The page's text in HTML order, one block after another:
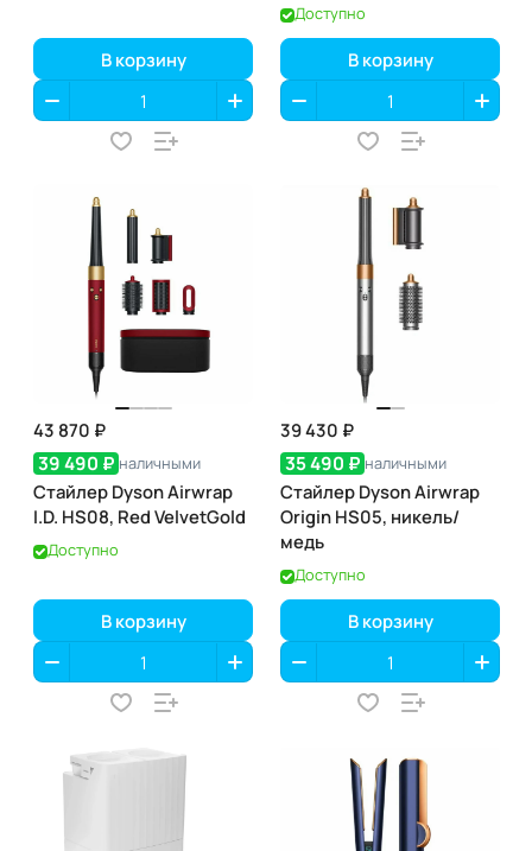
В корзину
Доступно
В корзину
43 870 ₽
39 490 ₽ наличными
Стайлер Dyson Airwrap
I.D. HS08, Red VelvetGold
Доступно
В корзину
39 430 ₽
35 490 ₽ наличными
Стайлер Dyson Airwrap
Origin HS05, никель/
медь
Доступно
В корзину